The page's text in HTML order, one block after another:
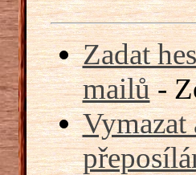
Zadat
mailů-
Vymazat